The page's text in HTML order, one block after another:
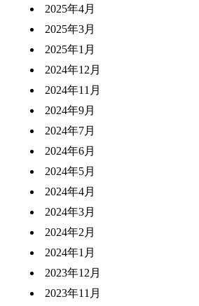
2025年4月
2025年3月
2025年1月
2024年12月
2024年11月
2024年9月
2024年7月
2024年6月
2024年5月
2024年4月
2024年3月
2024年2月
2024年1月
2023年12月
2023年11月